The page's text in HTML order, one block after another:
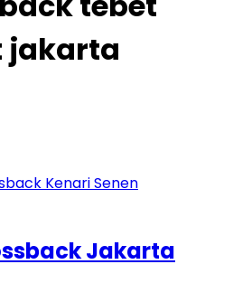
jakarta
Jakarta